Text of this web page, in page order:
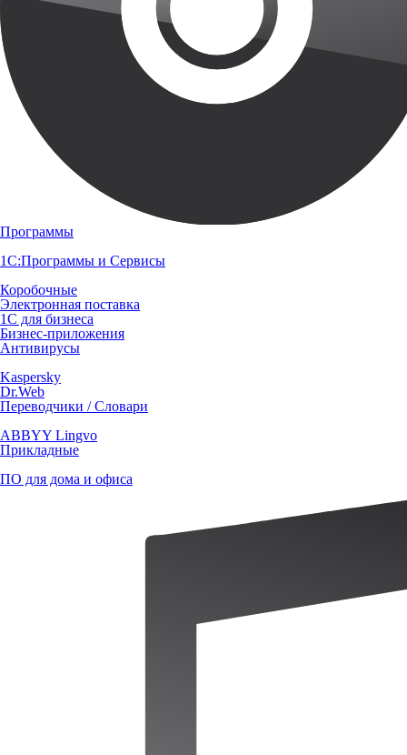
Программы
1С:Программы и Сервисы
Коробочные
Электронная поставка
1С для бизнеса
Бизнес-приложения
Антивирусы
Kaspersky
Dr.Web
Переводчики / Словари
ABBYY Lingvo
Прикладные
ПО для дома и офиса